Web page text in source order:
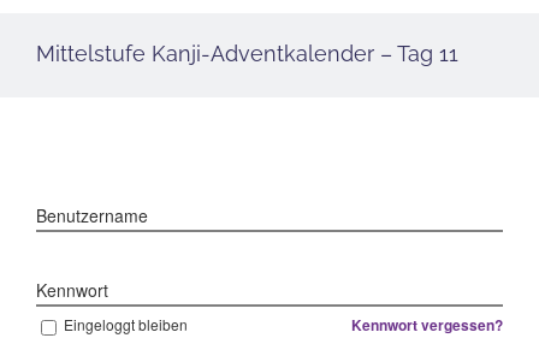
Mittelstufe Kanji-Adventkalender – Tag 11
Benutzername
Kennwort
Eingeloggt bleiben Kennwort vergessen?